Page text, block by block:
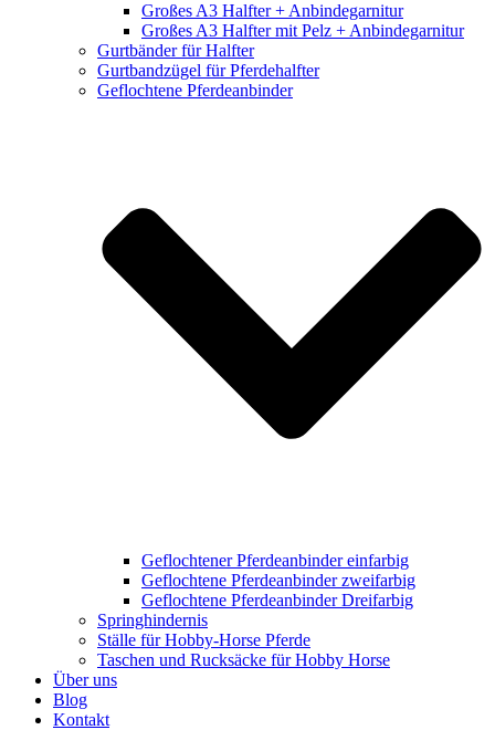
Großes A3 Halfter + Anbindegarnitur
Großes A3 Halfter mit Pelz + Anbindegarnitur
Gurtbänder für Halfter
Gurtbandzügel für Pferdehalfter
Geflochtene Pferdeanbinder
Geflochtener Pferdeanbinder einfarbig
Geflochtene Pferdeanbinder zweifarbig
Geflochtene Pferdeanbinder Dreifarbig
Springhindernis
Ställe für Hobby-Horse Pferde
Taschen und Rucksäcke für Hobby Horse
Über uns
Blog
Kontakt